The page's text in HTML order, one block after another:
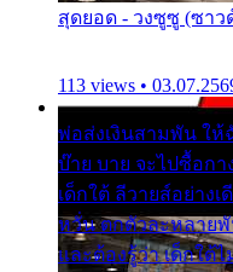
สุดยอด - วงซูซู (ซาว
113 views •
พ่อส่งเงินสามพัน ใ
บ๊าย บาย จะไปซื้อกา
เด็กใต้ ลีวายส์อย่าง
หวั่น ตกตัวละหลาย
และต้องรู้ว่า เด็กใต้